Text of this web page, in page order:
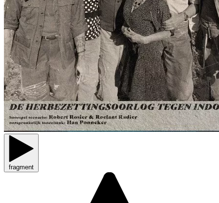
fragment